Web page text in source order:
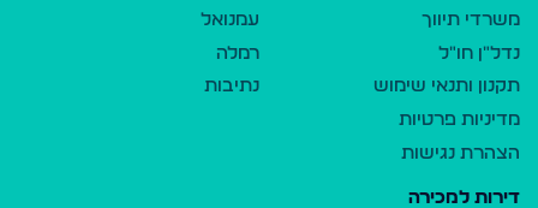
משרדי תיווך
נדל"ן חו"ל
תקנון ותנאי שימוש
מדיניות פרטיות
הצהרת נגישות
עמנואל
רמלה
נתיבות
דירות למכירה